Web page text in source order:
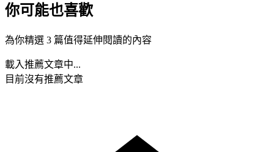
你可能也喜歡
為你精選 3 篇值得延伸閱讀的內容
載入推薦文章中...
目前沒有推薦文章